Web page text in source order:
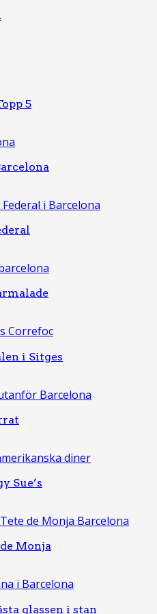
5
i Sitges
Sue’s
Monja
glassen i stan